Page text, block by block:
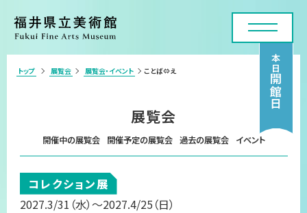
本日
開館日
各種申請・実技講座
トップ 展覧会 展覧会・イベント ことば⇔え
展覧会
開催中の展覧会 開催予定の展覧会 過去の展覧会 イベント
コレクション展
2027.3/31 （水） ～2027.4/25 （日）